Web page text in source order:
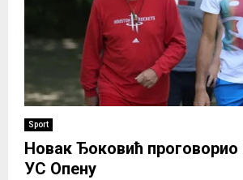
Sport
Новак Ђоковић проговорио
УС Опену